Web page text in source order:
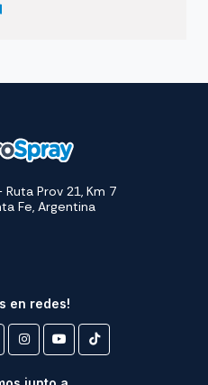
Prov 21, Km 7
Fe, Argentina
en redes!